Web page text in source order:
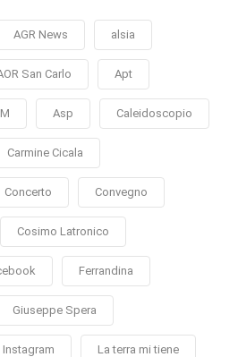
AGR News alsia
San Carlo Apt
Asp Caleidoscopio
Carmine Cicala
Concerto Convegno
Cosimo Latronico
Ferrandina
Giuseppe Spera
Instagram La terra mi tiene